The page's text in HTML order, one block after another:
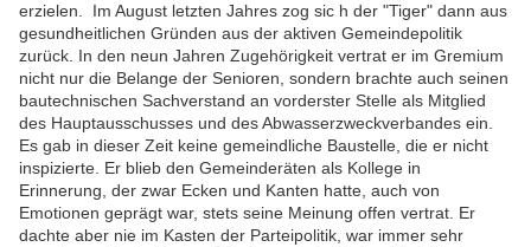
erzielen. Im August letzten Jahres zog sic h der "Tiger" dann aus
gesundheitlichen Gründen aus der aktiven Gemeindepolitik
zurück. In den neun Jahren Zugehörigkeit vertrat er im Gremium
nicht nur die Belange der Senioren, sondern brachte auch seinen
bautechnischen Sachverstand an vorderster Stelle als Mitglied
des Hauptausschusses und des Abwasserzweckverbandes ein.
Es gab in dieser Zeit keine gemeindliche Baustelle, die er nicht
inspizierte. Er blieb den Gemeinderäten als Kollege in
Erinnerung, der zwar Ecken und Kanten hatte, auch von
Emotionen geprägt war, stets seine Meinung offen vertrat. Er
dachte aber nie im Kasten der Parteipolitik, war immer sehr